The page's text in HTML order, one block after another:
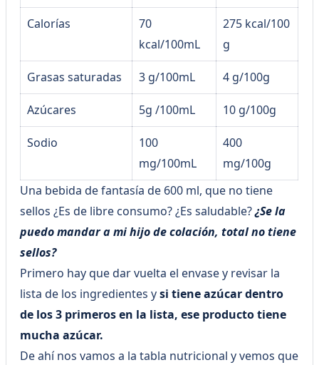
Calorías
70
kcal/100mL
275 kcal/100
g
Grasas saturadas 3 g/100mL 4 g/100g
Azúcares 5g /100mL 10 g/100g
Sodio
100
mg/100mL
400
mg/100g
Una bebida de fantasía de 600 ml, que no tiene
sellos ¿Es de libre consumo? ¿Es saludable?¿Se la
puedo mandar a mi hijo de colación, total no tiene
sellos?
Primero hay que dar vuelta el envase y revisar la
lista de los ingredientes ysi tiene azúcar dentro
de los 3 primeros en la lista, ese producto tiene
mucha azúcar.
De ahí nos vamos a la tabla nutricional y vemos que